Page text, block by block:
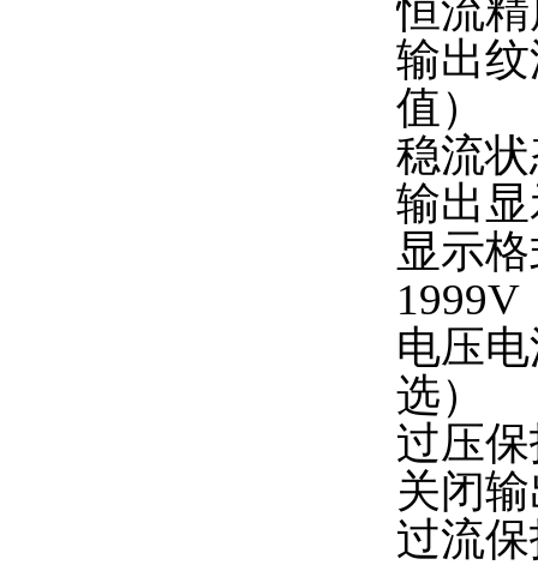
恒流
输出
值）
稳流
输出
显示
1999V
电压
选）
过压
关闭
过流